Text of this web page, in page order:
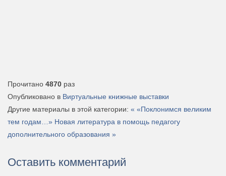
Прочитано 4870 раз
Опубликовано в Виртуальные книжные выставки
Другие материалы в этой категории: « «Поклонимся великим
тем годам…» Новая литература в помощь педагогу
дополнительного образования »
Оставить комментарий